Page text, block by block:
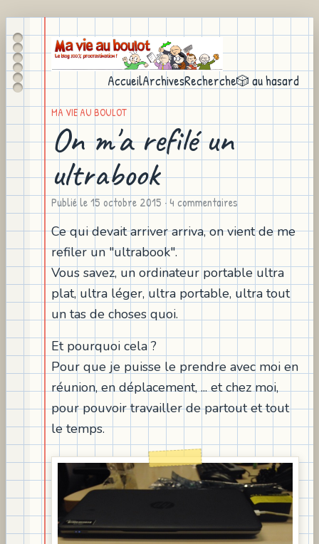
AccueilArchivesRecherche🎲 au hasard
MA VIE AU BOULOT
On m'a refilé un
ultrabook
Publié le15 octobre 2015 · 4 commentaires
Ce qui devait arriver arriva, on vient de me
refiler un "ultrabook".
Vous savez, un ordinateur portable ultra
plat, ultra léger, ultra portable, ultra tout
un tas de choses quoi.
Et pourquoi cela ?
Pour que je puisse le prendre avec moi en
réunion, en déplacement, ... et chez moi,
pour pouvoir travailler de partout et tout
le temps.